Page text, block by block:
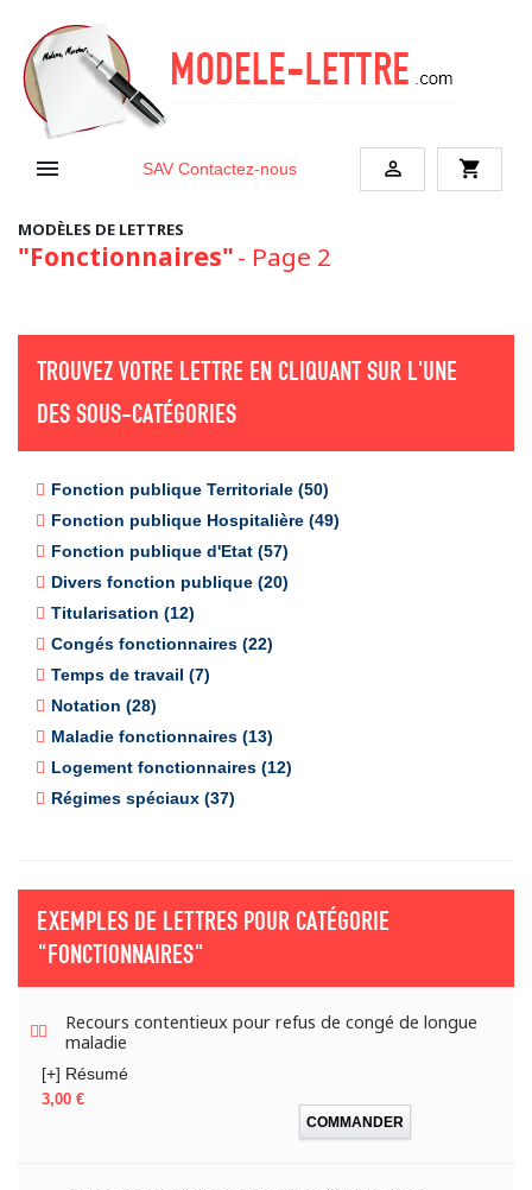
 SAV Contactez-nous  shopping_cart
MODÈLES DE LETTRES
"Fonctionnaires"- Page 2
TROUVEZ VOTRE LETTRE EN CLIQUANT SUR L'UNE
DES SOUS-CATÉGORIES
Fonction publique Territoriale (50)
Fonction publique Hospitalière (49)
Fonction publique d'Etat (57)
Divers fonction publique (20)
Titularisation (12)
Congés fonctionnaires (22)
Temps de travail (7)
Notation (28)
Maladie fonctionnaires (13)
Logement fonctionnaires (12)
Régimes spéciaux (37)
EXEMPLES DE LETTRES POUR CATÉGORIE
"FONCTIONNAIRES"
Recours contentieux pour refus de congé de longue
maladie
[+] Résumé
Prix
3,00 €
COMMANDER